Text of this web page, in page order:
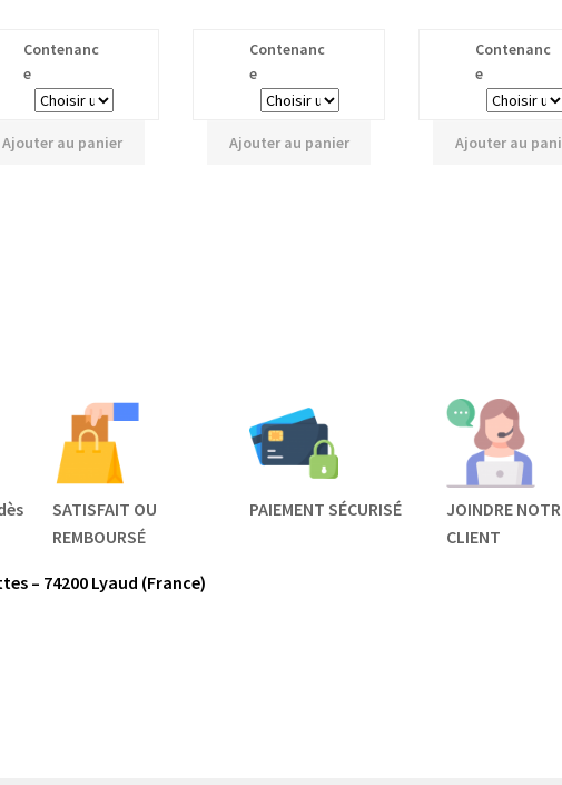
Contenanc
e
Ajouter au panier
Contenanc
e
Ajouter au panier
Contenanc
e
Ajouter au
SATISFAIT OU
REMBOURSÉ
PAIEMENT SÉCURISÉ
JOINDRE
CLIENT
– 74200 Lyaud (France)